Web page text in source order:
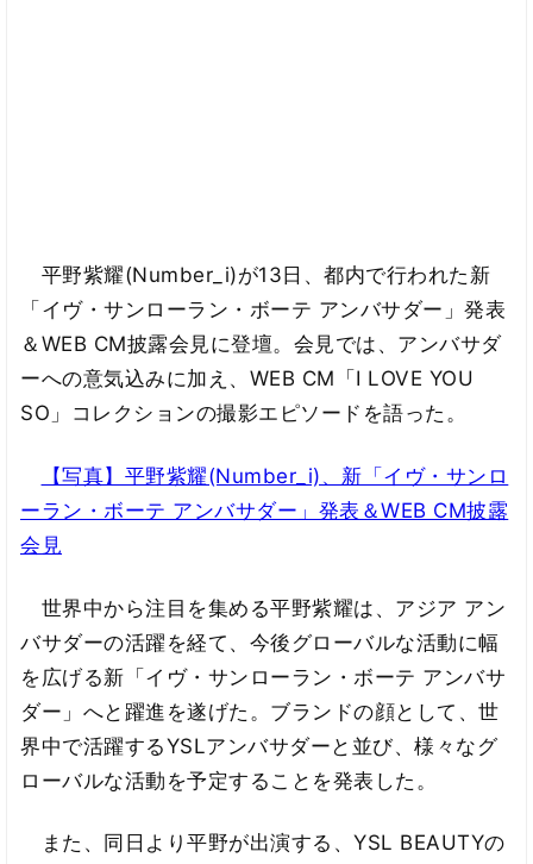
平野紫耀(Number_i)が13日、都内で行われた新
「イヴ・サンローラン・ボーテ アンバサダー」発表
＆WEB CM披露会見に登壇。会見では、アンバサダ
ーへの意気込みに加え、WEB CM「I LOVE YOU
SO」コレクションの撮影エピソードを語った。
【写真】平野紫耀(Number_i)、新「イヴ・サンロ
ーラン・ボーテ アンバサダー」発表＆WEB CM披露
会見
世界中から注目を集める平野紫耀は、アジア アン
バサダーの活躍を経て、今後グローバルな活動に幅
を広げる新「イヴ・サンローラン・ボーテ アンバサ
ダー」へと躍進を遂げた。ブランドの顔として、世
界中で活躍するYSLアンバサダーと並び、様々なグ
ローバルな活動を予定することを発表した。
また、同日より平野が出演する、YSL BEAUTYの